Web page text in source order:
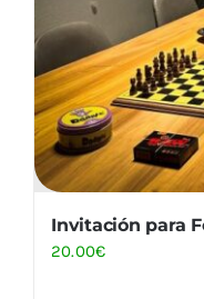
Invitación para
20.00€